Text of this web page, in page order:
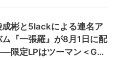
成彬と5lackによる連名ア
ム『一張羅』が8月1日に配
限定LPはツーマン＜Gai